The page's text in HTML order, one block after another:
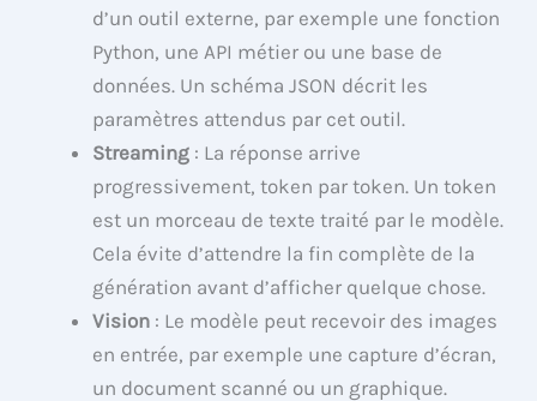
d’un outil externe, par exemple une fonction
Python, une API métier ou une base de
données. Un schéma JSON décrit les
paramètres attendus par cet outil.
Streaming : La réponse arrive
progressivement, token par token. Un token
est un morceau de texte traité par le modèle.
Cela évite d’attendre la fin complète de la
génération avant d’afficher quelque chose.
Vision : Le modèle peut recevoir des images
en entrée, par exemple une capture d’écran,
un document scanné ou un graphique.